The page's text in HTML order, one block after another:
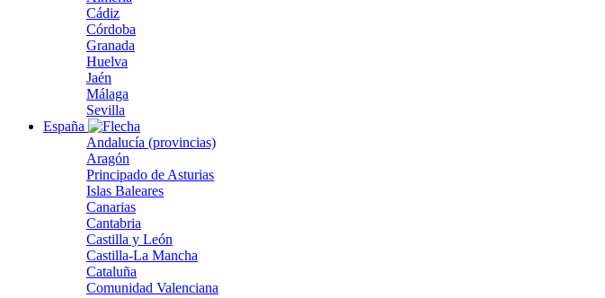
Cádiz
Córdoba
Granada
Huelva
Jaén
Málaga
Sevilla
España
Andalucía (provincias)
Aragón
Principado de Asturias
Islas Baleares
Canarias
Cantabria
Castilla y León
Castilla-La Mancha
Cataluña
Comunidad Valenciana